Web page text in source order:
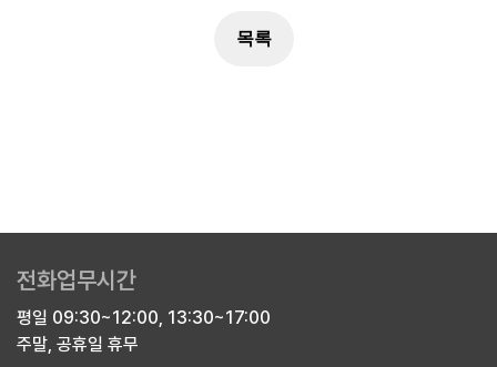
전화업무시간
평일 09:30~12:00, 13:30~17:00
주말, 공휴일 휴무